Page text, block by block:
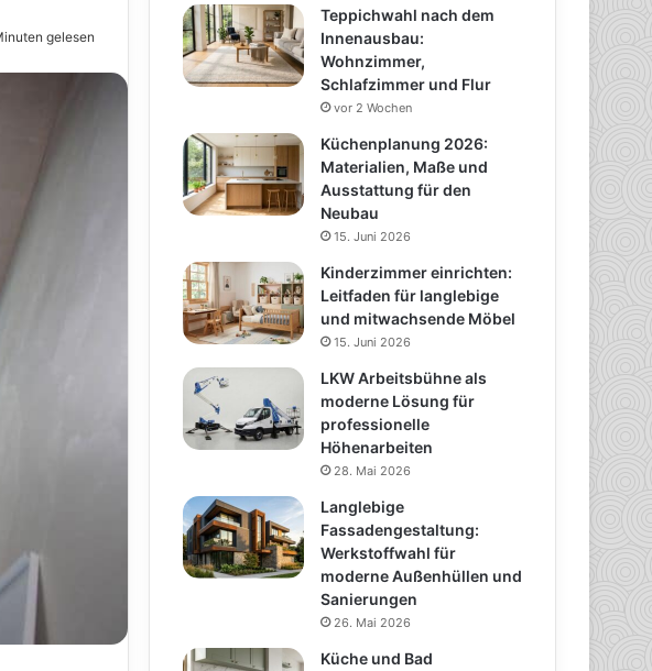
gelesen
Teppichwahl nach dem
Innenausbau:
Wohnzimmer,
Schlafzimmer und Flur
vor 2 Wochen
Küchenplanung 2026:
Materialien, Maße und
Ausstattung für den
Neubau
15. Juni 2026
Kinderzimmer einrichten:
Leitfaden für langlebige
und mitwachsende Möbel
15. Juni 2026
LKW Arbeitsbühne als
moderne Lösung für
professionelle
Höhenarbeiten
28. Mai 2026
Langlebige
Fassadengestaltung:
Werkstoffwahl für
moderne Außenhüllen und
Sanierungen
26. Mai 2026
Küche und Bad